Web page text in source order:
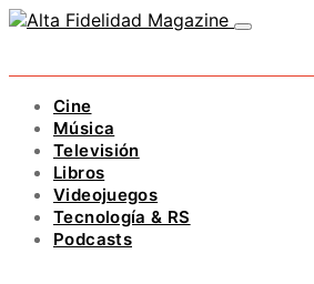
Cine
Música
Televisión
Libros
Videojuegos
Tecnología & RS
Podcasts